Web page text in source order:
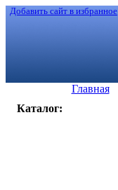
Добавить сайт в избранное
Главная
Каталог: